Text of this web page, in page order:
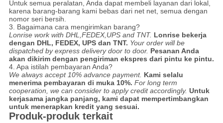
Untuk semua peralatan, Anda dapat membeli layanan dari lokal,
karena barang-barang kami bebas dari net net, semua dengan
nomor seri bersih.
3. Bagaimana cara mengirimkan barang?
Lonrise work with DHL,FEDEX,UPS and TNT. Lonrise bekerja
dengan DHL, FEDEX, UPS dan TNT. Your order will be
dispatched by express delivery door to door. Pesanan Anda
akan dikirim dengan pengiriman ekspres dari pintu ke pintu.
4. Apa istilah pembayaran Anda?
We always accept 10% advance payment. Kami selalu
menerima pembayaran di muka 10%. For long term
cooperation, we can consider to apply credit accordingly. Untuk
kerjasama jangka panjang, kami dapat mempertimbangkan
untuk menerapkan kredit yang sesuai.
Produk-produk terkait